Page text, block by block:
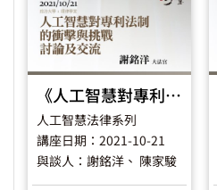
《人工智慧對專利法制的衝擊與挑戰》討論及交流
人工智慧法律系列
講座日期：2021-10-21
與談人：謝銘洋 、 陳家駿